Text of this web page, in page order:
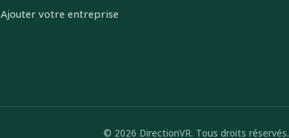
Ajouter votre entreprise
© 2026 DirectionVR. Tous droits réservés.